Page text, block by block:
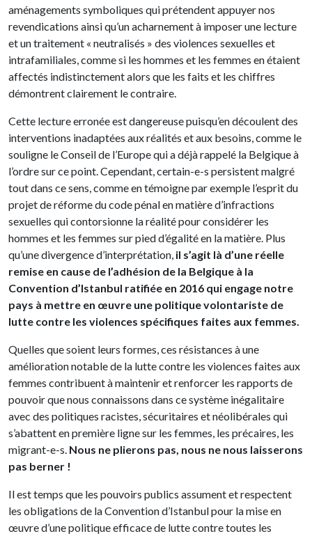
aménagements symboliques qui prétendent appuyer nos
revendications ainsi qu’un acharnement à imposer une lecture
et un traitement « neutralisés » des violences sexuelles et
intrafamiliales, comme si les hommes et les femmes en étaient
affectés indistinctement alors que les faits et les chiffres
démontrent clairement le contraire.
Cette lecture erronée est dangereuse puisqu’en découlent des
interventions inadaptées aux réalités et aux besoins, comme le
souligne le Conseil de l’Europe qui a déjà rappelé la Belgique à
l’ordre sur ce point. Cependant, certain-e-s persistent malgré
tout dans ce sens, comme en témoigne par exemple l’esprit du
projet de réforme du code pénal en matière d’infractions
sexuelles qui contorsionne la réalité pour considérer les
hommes et les femmes sur pied d’égalité en la matière. Plus
qu’une divergence d’interprétation, il s’agit là d’une réelle
remise en cause de l’adhésion de la Belgique à la
Convention d’Istanbul ratifiée en 2016 qui engage notre
pays à mettre en œuvre une politique volontariste de
lutte contre les violences spécifiques faites aux femmes.
Quelles que soient leurs formes, ces résistances à une
amélioration notable de la lutte contre les violences faites aux
femmes contribuent à maintenir et renforcer les rapports de
pouvoir que nous connaissons dans ce système inégalitaire
avec des politiques racistes, sécuritaires et néolibérales qui
s’abattent en première ligne sur les femmes, les précaires, les
migrant-e-s. Nous ne plierons pas, nous ne nous laisserons
pas berner !
Il est temps que les pouvoirs publics assument et respectent
les obligations de la Convention d’Istanbul pour la mise en
œuvre d’une politique efficace de lutte contre toutes les